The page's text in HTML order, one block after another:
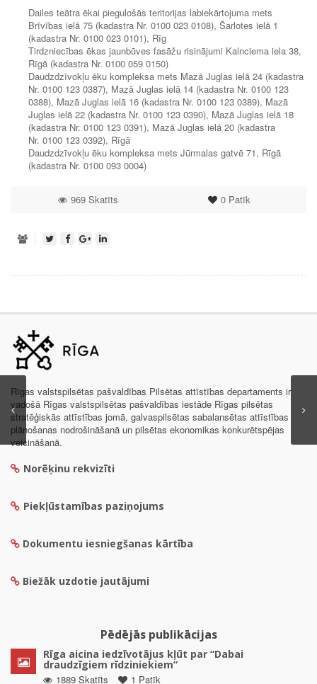
Dailes teātra ēkai piegulošās teritorijas labiekārtojuma mets
Brīvības ielā 75 (kadastra Nr. 0100 023 0108), Šarlotes ielā 1
(kadastra Nr. 0100 023 0101), Rīg
Tirdzniecības ēkas jaunbūves fasāžu risinājumi Kalnciema iela 38,
Rīgā (kadastra Nr. 0100 059 0150)
Daudzdzīvokļu ēku kompleksa mets Mazā Juglas ielā 24 (kadastra
Nr. 0100 123 0387), Mazā Juglas ielā 14 (kadastra Nr. 0100 123
0388), Mazā Juglas ielā 16 (kadastra Nr. 0100 123 0389), Mazā
Juglas ielā 22 (kadastra Nr. 0100 123 0390), Mazā Juglas ielā 18
(kadastra Nr. 0100 123 0391), Mazā Juglas ielā 20 (kadastra
Nr. 0100 123 0392), Rīgā
Daudzdzīvokļu ēku kompleksa mets Jūrmalas gatvē 71, Rīgā
(kadastra Nr. 0100 093 0004)
0Patīk
969 Skatīts
Rīgas valstspilsētas pašvaldības Pilsētas attīstības departaments ir
vadošā Rīgas valstspilsētas pašvaldības iestāde Rīgas pilsētas
stratēģiskās attīstības jomā, galvaspilsētas sabalansētas attīstības
plānošanas nodrošināšanā un pilsētas ekonomikas konkurētspējas
veicināšanā.
Norēķinu rekvizīti
Piekļūstamības paziņojums
Dokumentu iesniegšanas kārtība
Biežāk uzdotie jautājumi
Pēdējās publikācijas
Rīga aicina iedzīvotājus kļūt par “Dabai
draudzīgiem rīdziniekiem”
1889 Skatīts
1 Patīk